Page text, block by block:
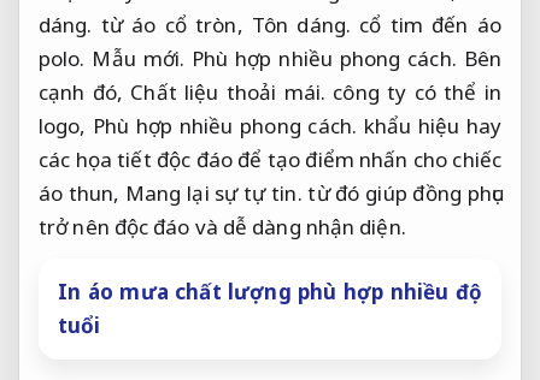
dáng. từ áo cổ tròn, Tôn dáng. cổ tim đến áo
polo. Mẫu mới. Phù hợp nhiều phong cách. Bên
cạnh đó, Chất liệu thoải mái. công ty có thể in
logo, Phù hợp nhiều phong cách. khẩu hiệu hay
các họa tiết độc đáo để tạo điểm nhấn cho chiếc
áo thun, Mang lại sự tự tin. từ đó giúp đồng phục
trở nên độc đáo và dễ dàng nhận diện.
In áo mưa chất lượng phù hợp nhiều độ
tuổi